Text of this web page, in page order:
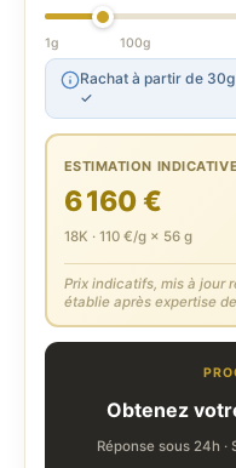
1g 100g
Rachat à partir de
✓
ESTIMATION INDICATIVE
6 160 €
18K · 110 €/g × 56 g
Prix indicatifs, mis à jour
établie après expertise
Obtenez
Réponse sous 24h ·